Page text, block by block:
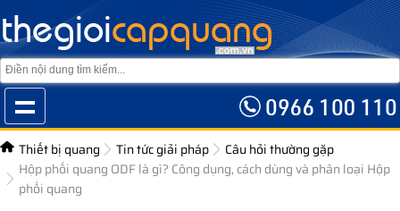
Thiết bị quang Tin tức giải pháp
Câu hỏi thường gặp
Hộp phối quang ODF là gì? Công dụng, cách dùng và phân loại Hộp
phối quang